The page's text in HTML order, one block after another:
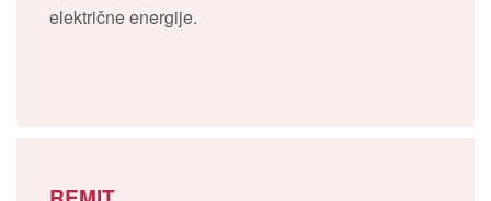
električne energije.